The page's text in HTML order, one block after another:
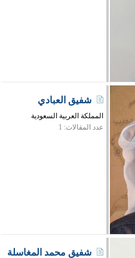
شفيق العبادي
المملكة العربية السعودية
عدد المقالات: 1
شفيق محمد المغاسلة